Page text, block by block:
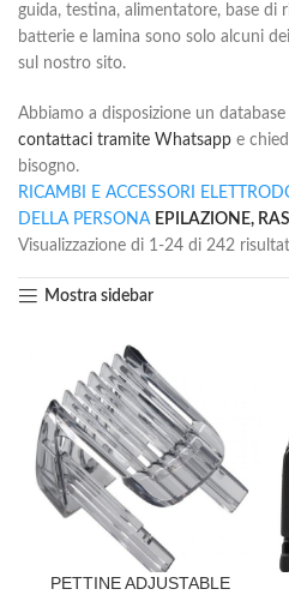
guida, testina, alimentatore, base di
batterie e lamina sono solo alcuni
sul nostro sito.
Abbiamo a disposizione un
contattaci tramite Whatsapp e
bisogno.
RICAMBI E ACCESSORI
DELLA PERSONA EPILAZIONE,
Visualizzazione di 1-24 di 242
Mostra sidebar
PETTINE ADJUSTABLE